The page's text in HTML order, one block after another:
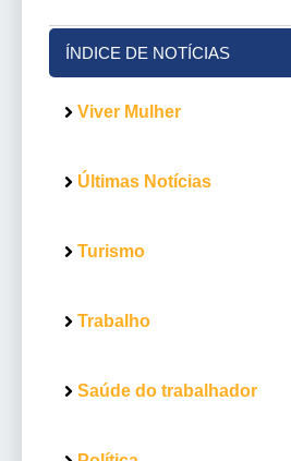
ÍNDICE DE NOTÍCIAS
Viver Mulher
Últimas Notícias
Turismo
Trabalho
Saúde do trabalhador